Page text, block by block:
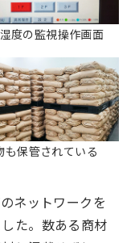
度の監視操作画面
も保管されている
ネットワークを
た。数ある商材